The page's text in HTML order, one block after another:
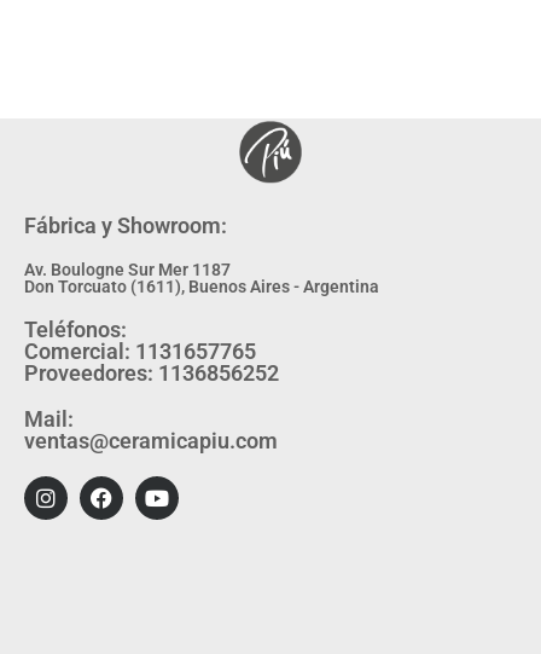
Fábrica y Showroom:
Av. Boulogne Sur Mer 1187
Don Torcuato (1611), Buenos Aires - Argentina
Teléfonos:
Comercial: 1131657765
Proveedores: 1136856252
Mail:
ventas@ceramicapiu.com